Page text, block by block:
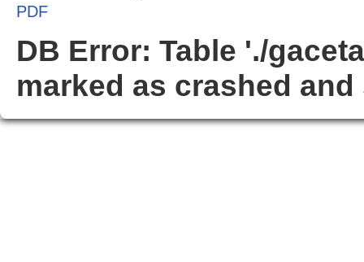
PDF
DB Error: Table './
marked as crashed